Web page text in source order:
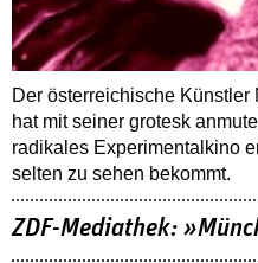
Der österreichische Künstler
hat mit seiner grotesk
radikales Experimentalkino
selten zu sehen bekommt.
ZDF-Mediathek: